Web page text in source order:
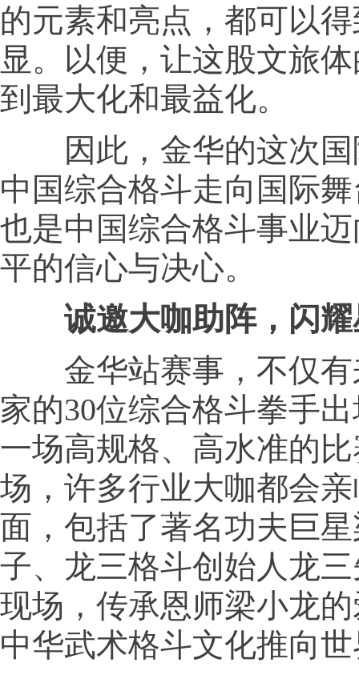
的元素和亮点，都可以
显。以便，让这股文旅
到最大化和最益化。
因此，金华的这次国
中国综合格斗走向国际
也是中国综合格斗事业
平的信心与决心。
诚邀大咖助阵，闪
金华站赛事，不仅有
家的30位综合格斗拳手
一场高规格、高水准的
场，许多行业大咖都会
面，包括了著名功夫巨
子、龙三格斗创始人龙
现场，传承恩师梁小龙
中华武术格斗文化推向